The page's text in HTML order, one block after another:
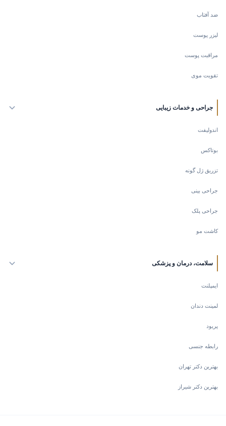
ضد آفتاب
لیزر پوست
مراقبت پوست
تقویت موی
جراحی و خدمات زیبایی
اندولیفت
بوتاکس
تزریق ژل گونه
جراحی بینی
جراحی پلک
کاشت مو
سلامت، درمان و پزشکی
ایمپلنت
لمینت دندان
پریود
رابطه جنسی
بهترین دکتر تهران
بهترین دکتر شیراز